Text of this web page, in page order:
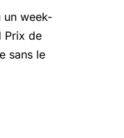
un week-
Prix de
sans le